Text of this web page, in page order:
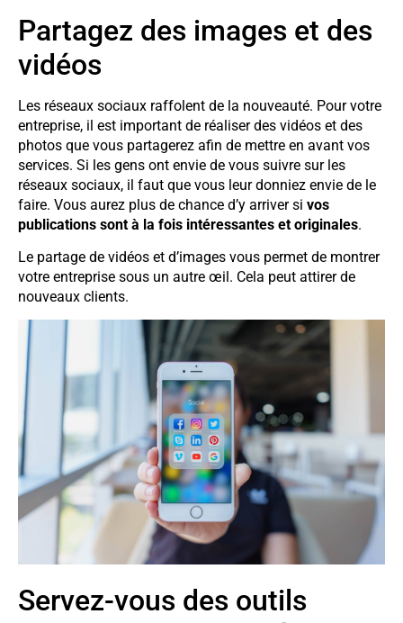
Partagez des images et des
vidéos
Les réseaux sociaux raffolent de la nouveauté. Pour votre
entreprise, il est important de réaliser des vidéos et des
photos que vous partagerez afin de mettre en avant vos
services. Si les gens ont envie de vous suivre sur les
réseaux sociaux, il faut que vous leur donniez envie de le
faire. Vous aurez plus de chance d’y arriver si vos
publications sont à la fois intéressantes et originales.
Le partage de vidéos et d’images vous permet de montrer
votre entreprise sous un autre œil. Cela peut attirer de
nouveaux clients.
Servez-vous des outils